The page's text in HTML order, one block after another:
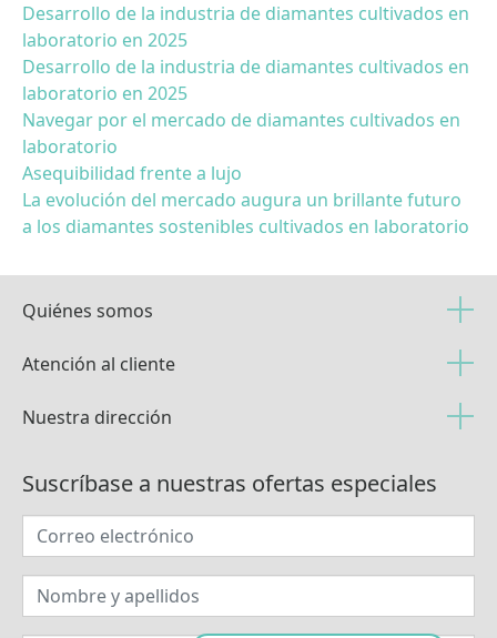
Desarrollo de la industria de diamantes cultivados en
laboratorio en 2025
Desarrollo de la industria de diamantes cultivados en
laboratorio en 2025
Navegar por el mercado de diamantes cultivados en
laboratorio
Asequibilidad frente a lujo
La evolución del mercado augura un brillante futuro
a los diamantes sostenibles cultivados en laboratorio
Quiénes somos
Atención al cliente
Nuestra dirección
Suscríbase a nuestras ofertas especiales